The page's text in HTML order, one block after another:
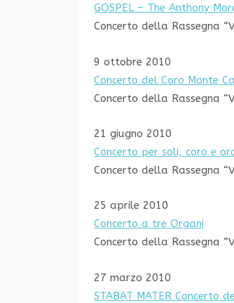
GOSPEL – The Anthony
Concerto della Rassegna
9 ottobre 2010
Concerto del Coro Monte
Concerto della Rassegna
21 giugno 2010
Concerto per soli, coro e
Concerto della Rassegna
25 aprile 2010
Concerto a tre Organi
Concerto della Rassegna
27 marzo 2010
STABAT MATER Concerto